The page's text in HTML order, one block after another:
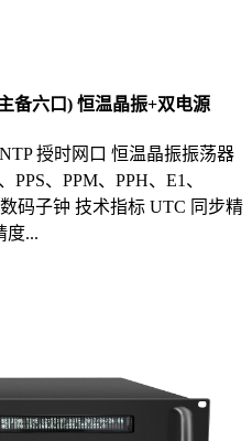
备六口) 恒温晶振+双电源
授时网口 恒温晶振振荡器
、PPM、PPH、E1、
码子钟 技术指标 UTC 同步精
度...